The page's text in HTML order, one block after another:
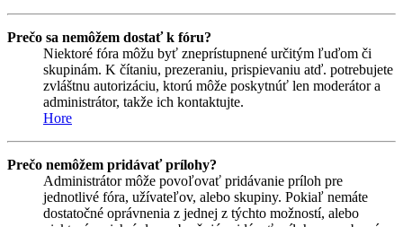
Prečo sa nemôžem dostať k fóru?
Niektoré fóra môžu byť zneprístupnené určitým ľuďom či
skupinám. K čítaniu, prezeraniu, prispievaniu atď. potrebujete
zvláštnu autorizáciu, ktorú môže poskytnúť len moderátor a
administrátor, takže ich kontaktujte.
Hore
Prečo nemôžem pridávať prílohy?
Administrátor môže povoľovať pridávanie príloh pre
jednotlivé fóra, užívateľov, alebo skupiny. Pokiaľ nemáte
dostatočné oprávnenia z jednej z týchto možností, alebo